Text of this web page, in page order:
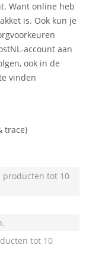
Want online heb
is. Ook kun je
account aan
ook in de
vinden
trace)
producten tot 10
tot 10